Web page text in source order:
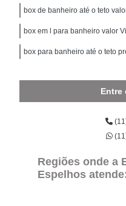
box de banheiro até o teto
box em l para banheiro valor
box para banheiro até o teto
Entre
Regiões onde a
Espelhos